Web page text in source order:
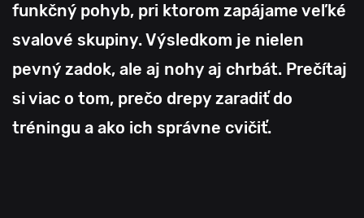
funkčný pohyb, pri ktorom zapájame veľké
svalové skupiny. Výsledkom je nielen
pevný zadok, ale aj nohy aj chrbát. Prečítaj
si viac o tom, prečo drepy zaradiť do
tréningu a ako ich správne cvičiť.